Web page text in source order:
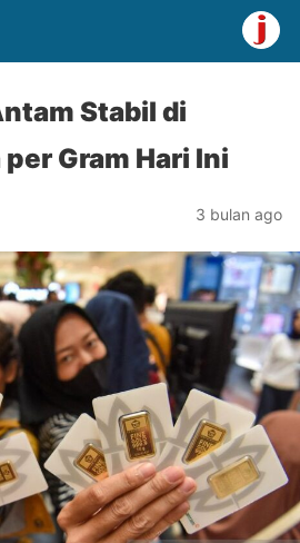
Stabil di
Gram Hari Ini
3 bulan ago